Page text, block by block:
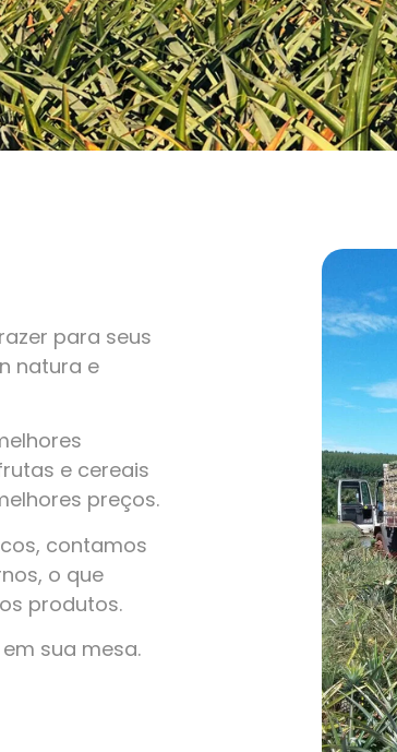
para seus
natura e
e cereais
preços.
contamos
o que
produtos.
sua mesa.